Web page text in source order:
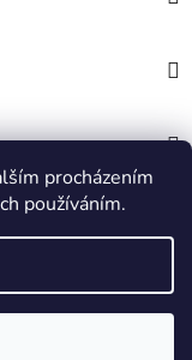
procházením
používáním.